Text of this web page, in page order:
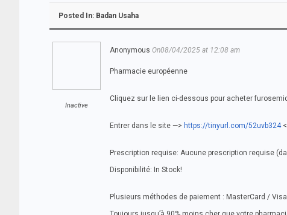
Posted In: Badan Usaha
Inactive
Anonymous On08/04/2025 at 12:08 am
Pharmacie européenne
Cliquez sur le lien ci-dessous pour acheter
Entrer dans le site —> https://tinyurl.com/52uvb324
Prescription requise: Aucune prescription requise
Disponibilité: In Stock!
Plusieurs méthodes de paiement : MasterCard /